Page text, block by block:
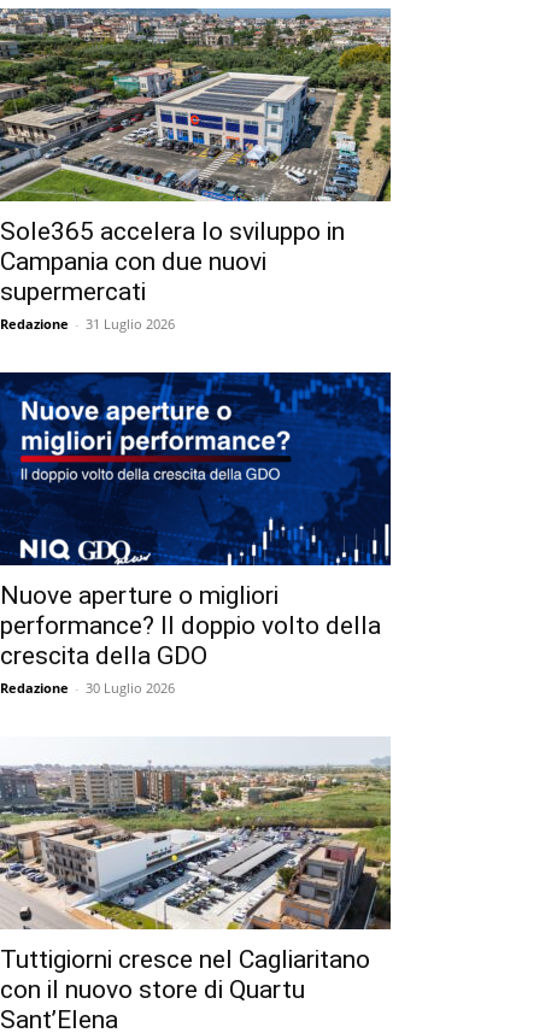
Sole365 accelera lo sviluppo in
Campania con due nuovi
supermercati
Redazione - 31 Luglio 2026
Nuove aperture o migliori
performance? Il doppio volto della
crescita della GDO
Redazione - 30 Luglio 2026
Tuttigiorni cresce nel Cagliaritano
con il nuovo store di Quartu
Sant’Elena